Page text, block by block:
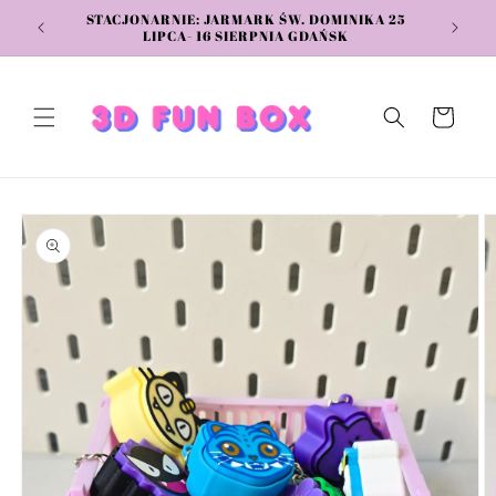
do
STACJONARNIE: JARMARK ŚW. DOMINIKA 25
LIPCA- 16 SIERPNIA GDAŃSK
Koszyk
przejść do
informacji
produkcie